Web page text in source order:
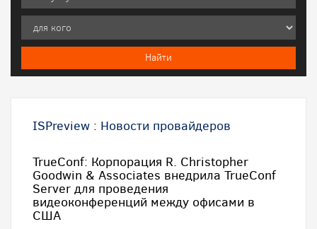
ISPreview : Новости провайдеров
TrueConf: Корпорация R. Christopher
Goodwin & Associates внедрила TrueConf
Server для проведения
видеоконференций между офисами в
США